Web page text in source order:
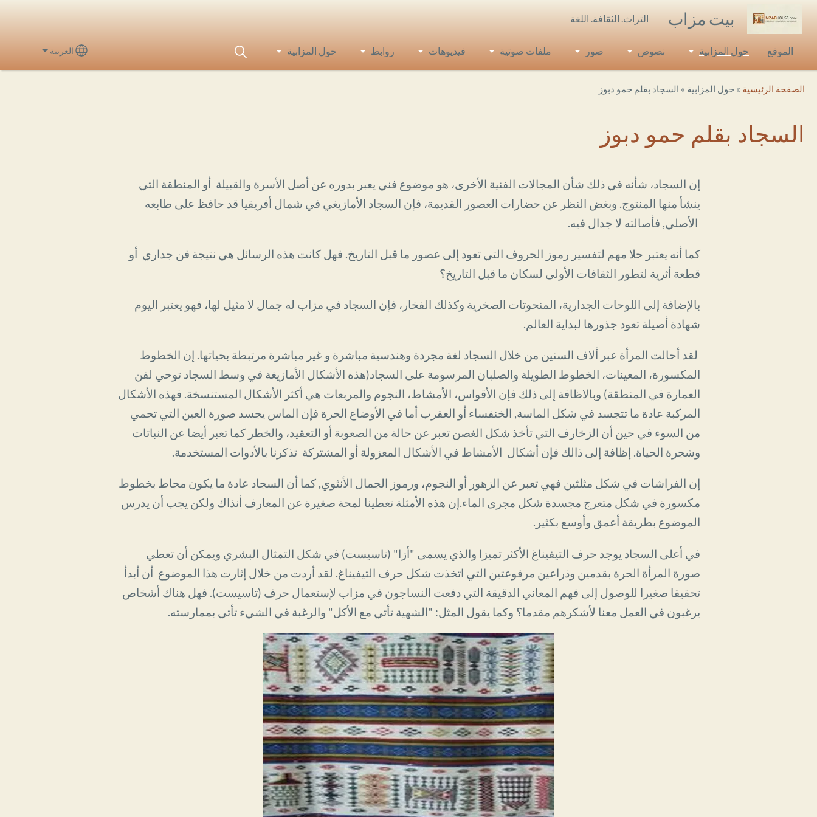
بيت مزاب التراث. الثقافة. اللغة
الموقع حول المزابية نصوص صور ملفات صوتية فيديوهات روابط حول المزابية your language
العربية
Breadcrumb
الصفحة الرئيسية حول المزابية السجاد بقلم حمو دبوز
السجاد بقلم حمو دبوز
إن السجاد، شأنه في ذلك شأن المجالات الفنية الأخرى، هو موضوع فني يعبر بدوره عن أصل الأسرة والقبيلة أو المنطقة التي
ينشأ منها المنتوج. وبغض النظر عن حضارات العصور القديمة، فإن السجاد الأمازيغي في شمال أفريقيا قد حافظ على طابعه
الأصلي, فأصالته لا جدال فيه.
كما أنه يعتبر حلا مهم لتفسير رموز الحروف التي تعود إلى عصور ما قبل التاريخ. فهل كانت هذه الرسائل هي نتيجة فن جداري أو
قطعة أثرية لتطور الثقافات الأولى لسكان ما قبل التاريخ؟
بالإضافة إلى اللوحات الجدارية، المنحوتات الصخرية وكذلك الفخار، فإن السجاد في مزاب له جمال لا مثيل لها، فهو يعتبر اليوم
شهادة أصيلة تعود جذورها لبداية العالم.
لقد أحالت المرأة عبر ألاف السنين من خلال السجاد لغة مجردة وهندسية مباشرة و غير مباشرة مرتبطة بحياتها. إن الخطوط
المكسورة، المعينات، الخطوط الطويلة والصلبان المرسومة على السجاد(هذه الأشكال الأمازيغة في وسط السجاد توحي لفن
العمارة في المنطقة) وبالاظافة إلى ذلك فإن الأقواس، الأمشاط، النجوم والمربعات هي أكثر الأشكال المستنسخة. فهذه الأشكال
المركبة عادة ما تتجسد في شكل الماسة, الخنفساء أو العقرب أما في الأوضاع الحرة فإن الماس يجسد صورة العين التي تحمي
من السوء في حين أن الزخارف التي تأخذ شكل الغصن تعبر عن حالة من الصعوبة أو التعقيد، والخطر كما تعبر أيضا عن النباتات
وشجرة الحياة. إظافة إلى ذالك فإن أشكال الأمشاط في الأشكال المعزولة أو المشتركة تذكرنا بالأدوات المستخدمة.
إن الفراشات في شكل مثلثين فهي تعبر عن الزهور أو النجوم، ورموز الجمال الأنثوي, كما أن السجاد عادة ما يكون محاط بخطوط
مكسورة في شكل متعرج مجسدة شكل مجرى الماء.إن هذه الأمثلة تعطينا لمحة صغيرة عن المعارف أنذاك ولكن يجب أن يدرس
الموضوع بطريقة أعمق وأوسع بكثير.
في أعلى السجاد يوجد حرف التيفيناغ الأكثر تميزا والذي يسمى "أزا" (تاسيست) في شكل التمثال البشري ويمكن أن تعطي
صورة المرأة الحرة بقدمين وذراعين مرفوعتين التي اتخذت شكل حرف التيفيناغ. لقد أردت من خلال إثارت هذا الموضوع أن أبدأ
تحقيقا صغيرا للوصول إلى فهم المعاني الدقيقة التي دفعت النساجون في مزاب لإستعمال حرف (تاسيست). فھل ھناك أشخاص
یرغبون في العمل معنا لأشكرهم مقدما؟ وكما يقول المثل: "الشهية تأتي مع الأكل" والرغبة في الشيء تأتي بممارسته.